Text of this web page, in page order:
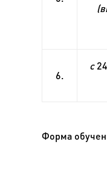
6.
с
Форма